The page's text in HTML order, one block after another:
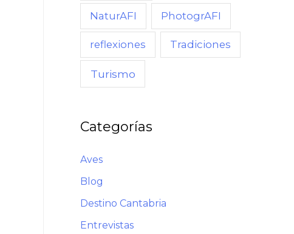
NaturAFI PhotogrAFI
reflexiones Tradiciones
Turismo
Categorías
Aves
Blog
Destino Cantabria
Entrevistas